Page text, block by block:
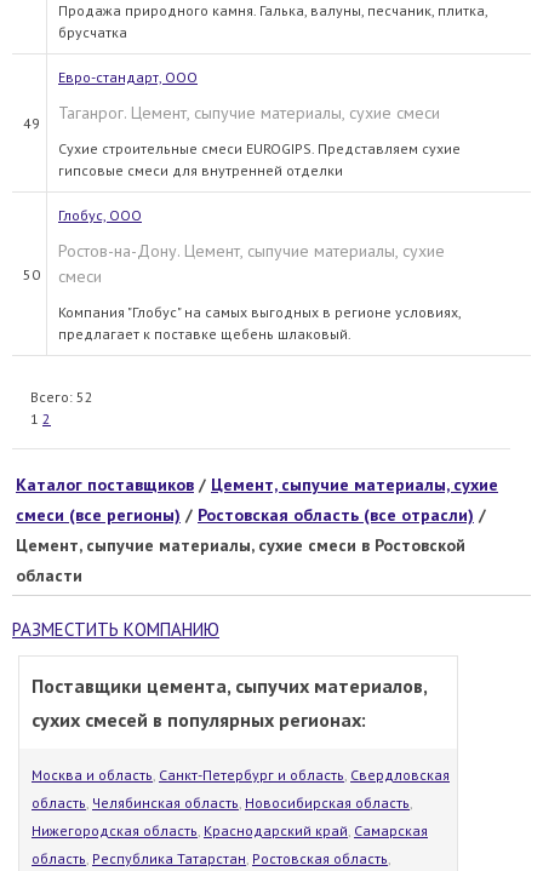
Продажа природного камня. Галька, валуны, песчаник, плитка,
брусчатка
49
Евро-стандарт, ООО
Таганрог. Цемент, сыпучие материалы, сухие смеси
Сухие строительные смеси EUROGIPS. Представляем сухие
гипсовые смеси для внутренней отделки
50
Глобус, ООО
Ростов-на-Дону. Цемент, сыпучие материалы, сухие
смеси
Компания "Глобус" на самых выгодных в регионе условиях,
предлагает к поставке щебень шлаковый.
Всего: 52
1 2
Каталог поставщиков / Цемент, сыпучие материалы, сухие
смеси (все регионы) / Ростовская область (все отрасли) /
Цемент, сыпучие материалы, сухие смеси в Ростовской
области
РАЗМЕСТИТЬ КОМПАНИЮ
Поставщики цемента, сыпучих материалов,
сухих смесей в популярных регионах:
Москва и область, Санкт-Петербург и область, Свердловская
область, Челябинская область, Новосибирская область,
Нижегородская область, Краснодарский край, Самарская
область, Республика Татарстан, Ростовская область,